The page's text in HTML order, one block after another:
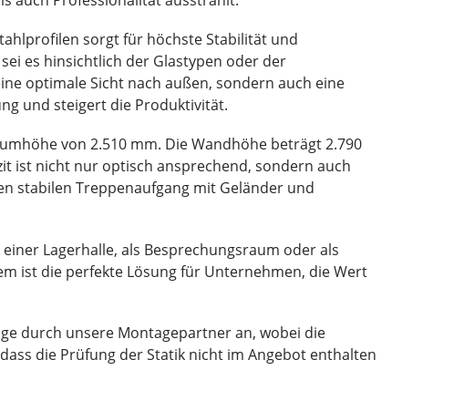
sorgt für höchste Stabilität und
es hinsichtlich der Glastypen oder der
optimale Sicht nach außen, sondern auch eine
und steigert die Produktivität.
von 2.510 mm. Die Wandhöhe beträgt 2.790
ist nicht nur optisch ansprechend, sondern auch
stabilen Treppenaufgang mit Geländer und
Lagerhalle, als Besprechungsraum oder als
ist die perfekte Lösung für Unternehmen, die Wert
durch unsere Montagepartner an, wobei die
die Prüfung der Statik nicht im Angebot enthalten